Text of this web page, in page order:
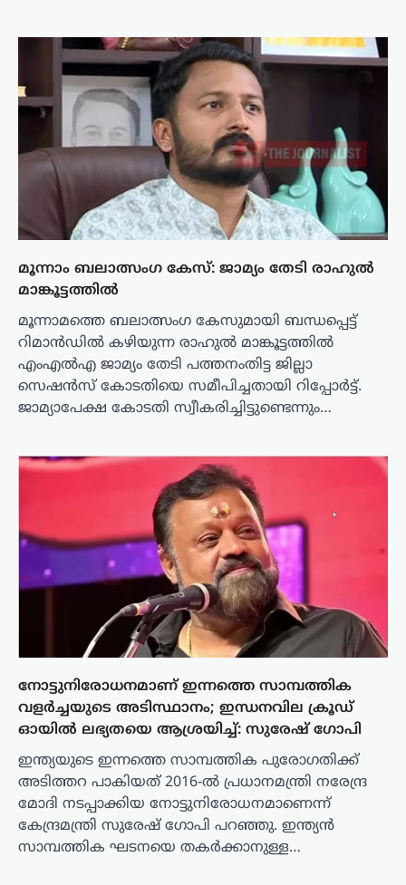
മൂന്നാം ബലാത്സംഗ കേസ്: ജാമ്യം തേടി രാഹുൽ
മാങ്കൂട്ടത്തിൽ
മൂന്നാമത്തെ ബലാത്സംഗ കേസുമായി ബന്ധപ്പെട്ട്
റിമാൻഡിൽ കഴിയുന്ന രാഹുൽ മാങ്കൂട്ടത്തിൽ
എംഎൽഎ ജാമ്യം തേടി പത്തനംതിട്ട ജില്ലാ
സെഷൻസ് കോടതിയെ സമീപിച്ചതായി റിപ്പോർട്ട്.
ജാമ്യാപേക്ഷ കോടതി സ്വീകരിച്ചിട്ടുണ്ടെന്നും…
നോട്ടുനിരോധനമാണ് ഇന്നത്തെ സാമ്പത്തിക
വളർച്ചയുടെ അടിസ്ഥാനം; ഇന്ധനവില ക്രൂഡ്
ഓയിൽ ലഭ്യതയെ ആശ്രയിച്ച്: സുരേഷ് ഗോപി
ഇന്ത്യയുടെ ഇന്നത്തെ സാമ്പത്തിക പുരോഗതിക്ക്
അടിത്തറ പാകിയത് 2016-ൽ പ്രധാനമന്ത്രി നരേന്ദ്ര
മോദി നടപ്പാക്കിയ നോട്ടുനിരോധനമാണെന്ന്
കേന്ദ്രമന്ത്രി സുരേഷ് ഗോപി പറഞ്ഞു. ഇന്ത്യൻ
സാമ്പത്തിക ഘടനയെ തകർക്കാനുള്ള…